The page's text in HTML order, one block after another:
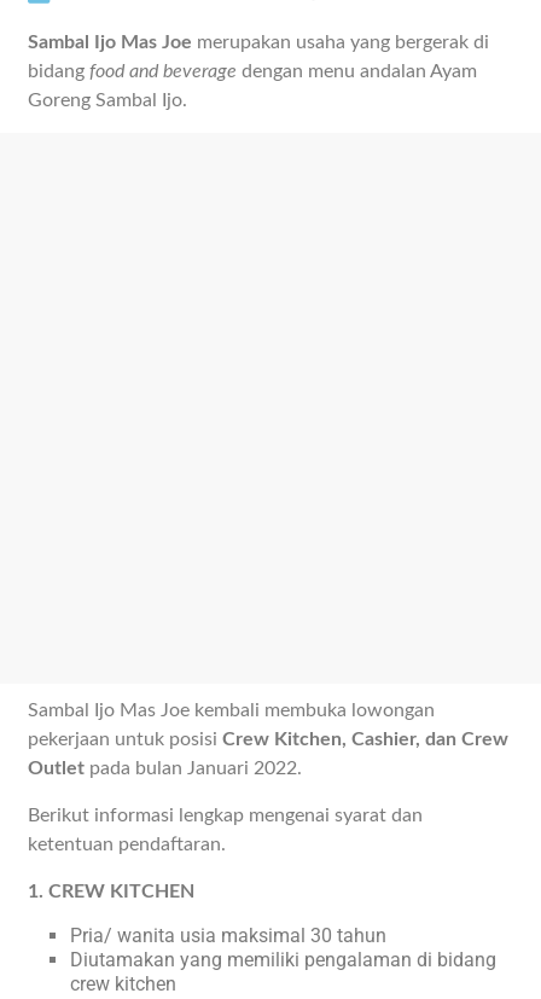
Sambal Ijo Mas Joe merupakan usaha yang bergerak di
bidangfood and beverage dengan menu andalan Ayam
Goreng Sambal Ijo.
Sambal Ijo Mas Joe kembali membuka lowongan
pekerjaan untuk posisiCrew Kitchen, Cashier, dan Crew
Outlet pada bulan Januari 2022.
Berikut informasi lengkap mengenai syarat dan
ketentuan pendaftaran.
1. CREW KITCHEN
Pria/ wanita usia maksimal 30 tahun
Diutamakan yang memiliki pengalaman di bidang
crew kitchen